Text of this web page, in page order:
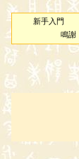
新手入門
鳴謝